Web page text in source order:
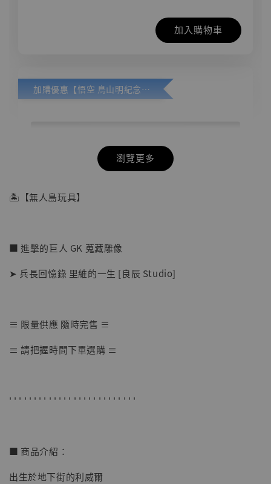
加入購物車
加購優惠【悟空 鳥山明紀念款 [奇蹟工作室]】
【店內現貨】七龍珠 系列蒐藏雕像 悟空 鳥山
NT$ 5,580
瀏覽更多
🏝【無人島玩具】
■ 進擊的巨人 GK 蒐藏雕像
➤ 兵長回憶錄 里維的一生 [良辰 Studio]
≡ 限量供應 隨時完售 ≡
≡ 請把握時間下單選購 ≡
' ' ' ' ' ' ' ' ' ' ' ' ' ' ' ' ' ' ' ' ' ' ' ' ' '
■ 商品介紹：
出生於地下街的利威爾